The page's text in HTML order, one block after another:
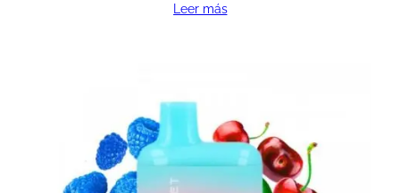
Leer más